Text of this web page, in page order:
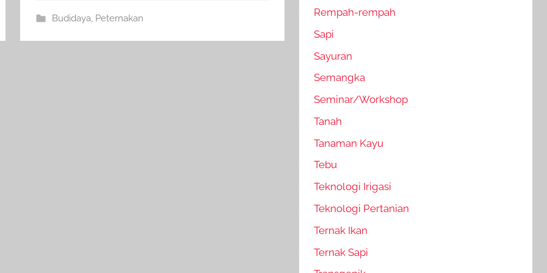
Budidaya, Peternakan
Rempah-rempah
Sapi
Sayuran
Semangka
Seminar/Workshop
Tanah
Tanaman Kayu
Tebu
Teknologi Irigasi
Teknologi Pertanian
Ternak Ikan
Ternak Sapi